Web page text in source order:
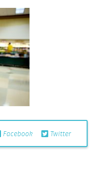
Facebook Twitter